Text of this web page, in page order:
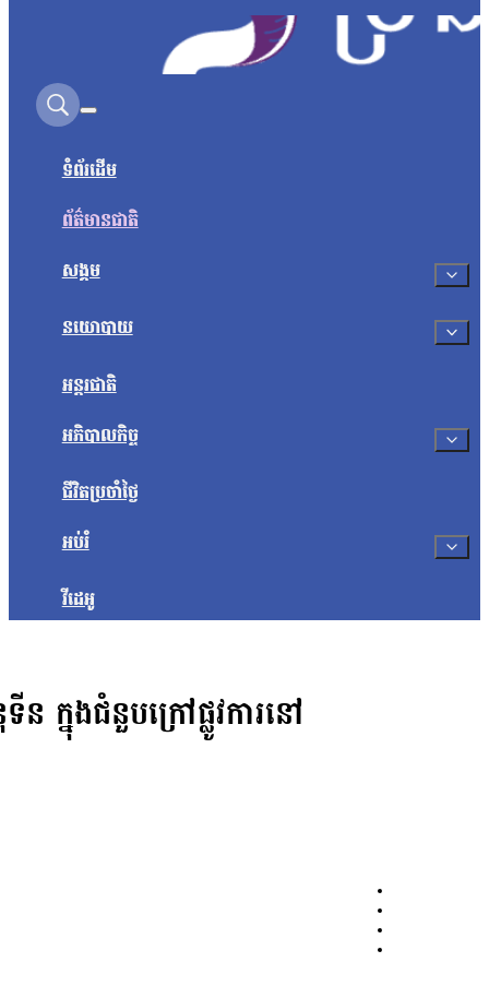
Search on this site
ទំព័រដើម
ព័ត៌មានជាតិ
សង្គម
នយោបាយ
អន្តរជាតិ
អភិបាលកិច្ច
ជីវិតប្រចាំថ្ងៃ
អប់រំ
វីដេអូ
ក្នុងជំនួបក្រៅផ្លូវការនៅ